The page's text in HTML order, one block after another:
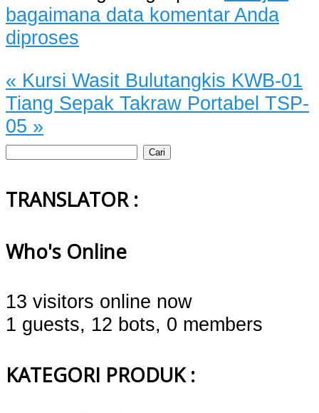
bagaimana data komentar Anda
diproses
« Kursi Wasit Bulutangkis KWB-01
Tiang Sepak Takraw Portabel TSP-
05 »
Cari
TRANSLATOR :
Who's Online
13 visitors online now
1 guests, 12 bots, 0 members
KATEGORI PRODUK :